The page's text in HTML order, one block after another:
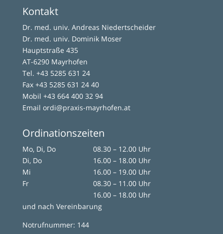
Kontakt
Dr. med. univ. Andreas Niedertscheider
Dr. med. univ. Dominik Moser
Hauptstraße 435
AT-6290 Mayrhofen
Tel. +43 5285 631 24
Fax +43 5285 631 24 40
Mobil +43 664 400 32 94
Email ordi@praxis-mayrhofen.at
Ordinationszeiten
Mo, Di, Do
08.30 – 12.00 Uhr
Di, Do
16.00 – 18.00 Uhr
Mi
16.00 – 19.00 Uhr
Fr
08.30 – 11.00 Uhr
16.00 – 18.00 Uhr
und nach Vereinbarung
Notrufnummer: 144